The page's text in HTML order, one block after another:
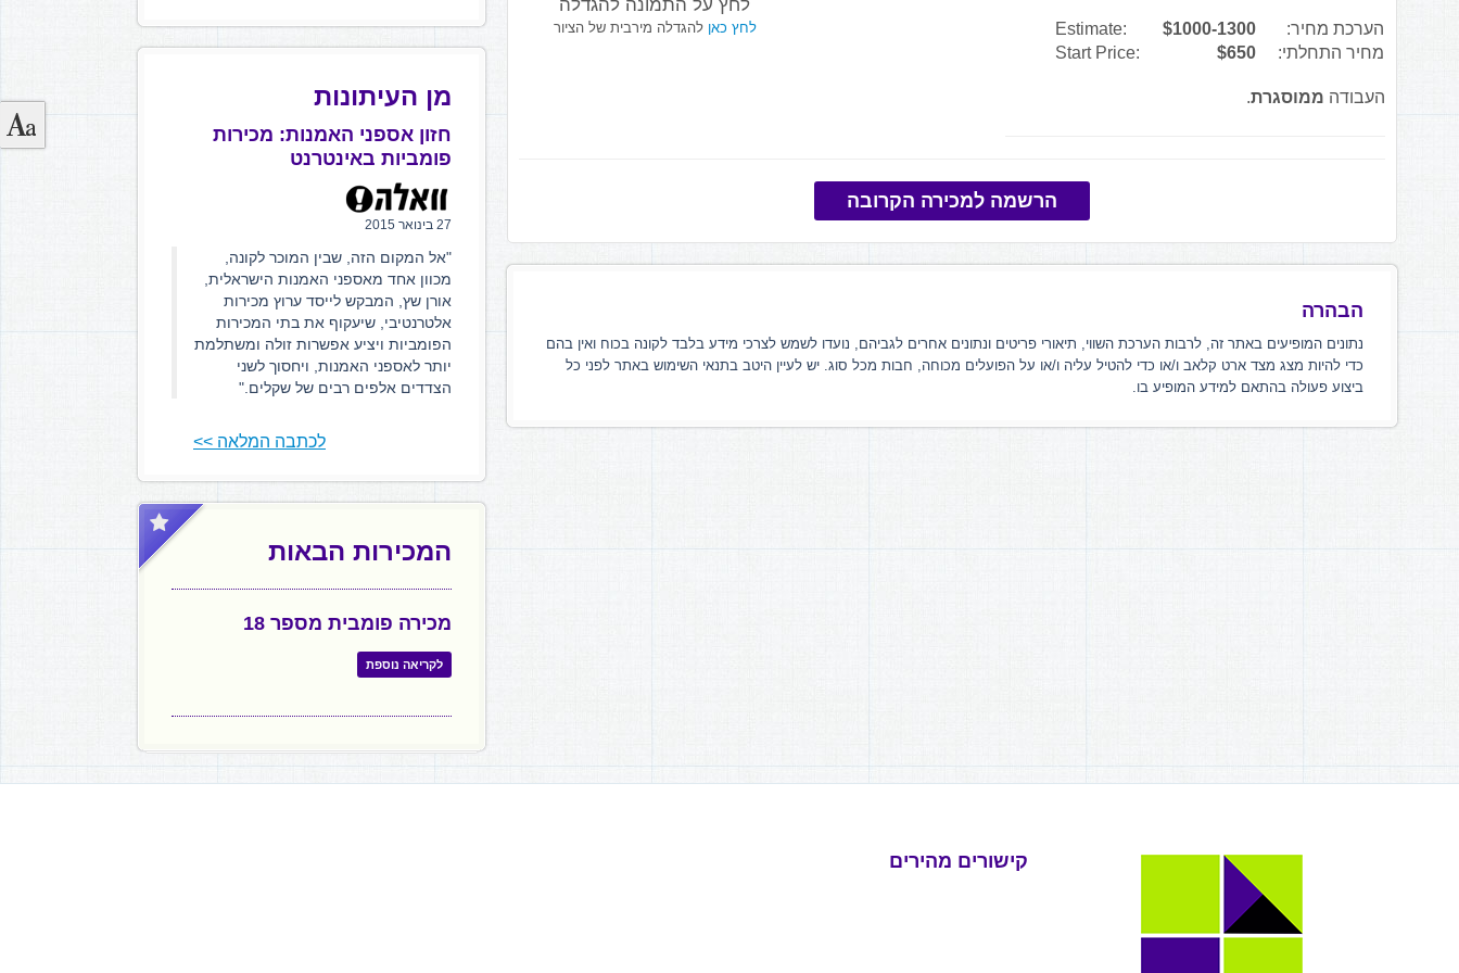
לחץ על התמונה להגדלה
לחץ כאן להגדלה מירבית של הציור הערכת מחיר: $1000-1300
Estimate:
מחיר התחלתי:
$650
Start Price:
העבודה ממוסגרת.
הרשמה למכירה הקרובה
הבהרה
נתונים המופיעים באתר זה, לרבות הערכת השווי, תיאורי פריטים ונתונים אחרים לגביהם, נועדו לשמש לצרכי מידע בלבד לקונה בכוח ואין בהם
כדי להיות מצג מצד ארט קלאב ו/או כדי להטיל עליה ו/או על הפועלים מכוחה, חבות מכל סוג. יש לעיין היטב בתנאי השימוש באתר לפני כל
ביצוע פעולה בהתאם למידע המופיע בו.
מן העיתונות
חזון אספני האמנות: מכירות
פומביות באינטרנט
27 בינואר 2015
"אל המקום הזה, שבין המוכר לקונה,
מכוון אחד מאספני האמנות הישראלית,
אורן שץ, המבקש לייסד ערוץ מכירות
אלטרנטיבי, שיעקוף את בתי המכירות
הפומביות ויציע אפשרות זולה ומשתלמת
יותר לאספני האמנות, ויחסוך לשני
הצדדים אלפים רבים של שקלים."
לכתבה המלאה >>
המכירות הבאות
מכירה פומבית מספר 18
לקריאה נוספת
קישורים מהירים